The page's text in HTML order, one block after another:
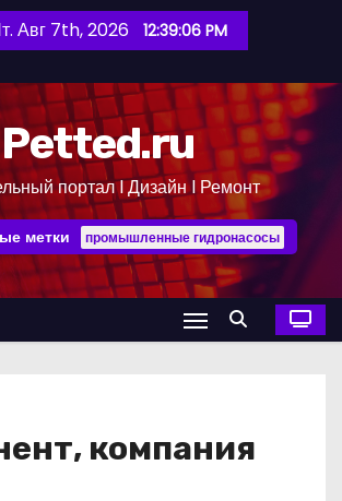
Авг 7th, 2026 12:39:07 PM
Petted.ru
портал l Дизайн l Ремонт
метки промышленные гидронасосы
компания